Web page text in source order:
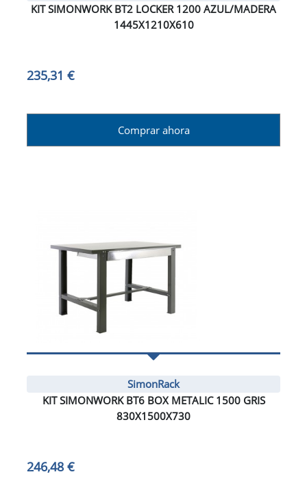
KIT SIMONWORK BT2 LOCKER 1200 AZUL/MADERA
1445X1210X610
235,31 €
Comprar ahora
SimonRack
KIT SIMONWORK BT6 BOX METALIC 1500 GRIS
830X1500X730
246,48 €